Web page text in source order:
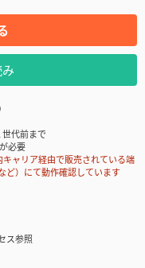
代前まで
必要
ャリア経由で販売されている端
ど）にて動作確認しています
ス参照